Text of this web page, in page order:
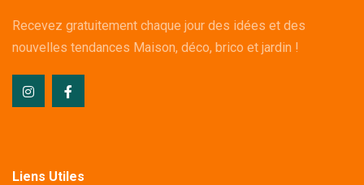
Recevez gratuitement chaque jour des idées et des
nouvelles tendances Maison, déco, brico et jardin !
Liens Utiles